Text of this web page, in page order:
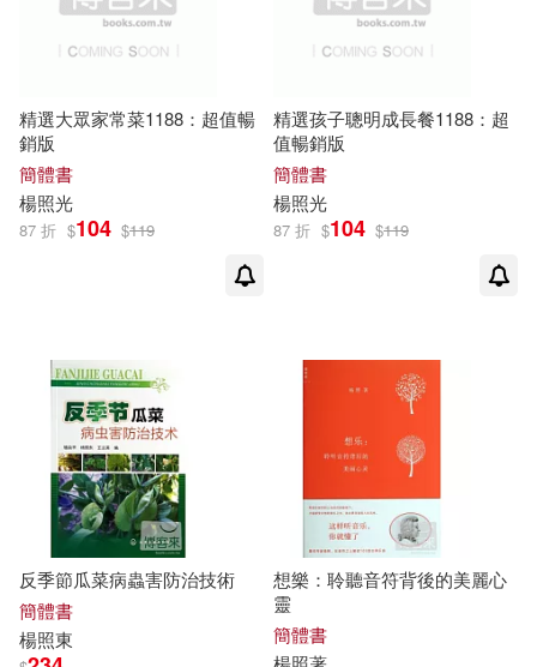
精選大眾家常菜1188：超值暢
銷版
簡體書
楊照光
87 折 $104 $119
精選孩子聰明成長餐1188：超
值暢銷版
簡體書
楊照光
87 折 $104 $119
反季節瓜菜病蟲害防治技術
簡體書
楊照東
想樂：聆聽音符背後的美麗心
靈
簡體書